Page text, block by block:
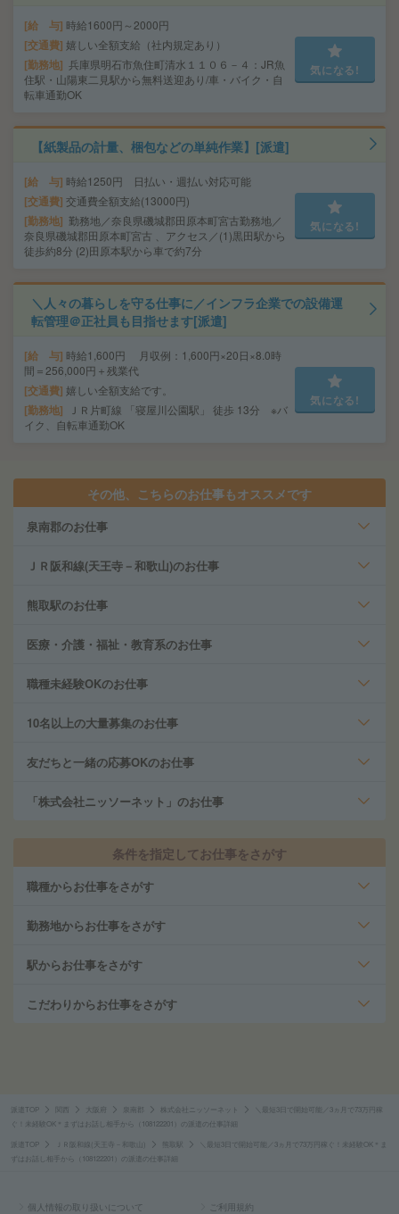
給 与 時給1600円～2000円
交通費 嬉しい全額支給（社内規定あり）
勤務地 兵庫県明石市魚住町清水１１０６－４：JR魚
住駅・山陽東二見駅から無料送迎あり/車・バイク・自
転車通勤OK
気になる!
【紙製品の計量、梱包などの単純作業】[派遣]
給 与 時給1250円 日払い・週払い対応可能
交通費 交通費全額支給(13000円)
勤務地 勤務地／奈良県磯城郡田原本町宮古勤務地／
奈良県磯城郡田原本町宮古 、アクセス／(1)黒田駅から
徒歩約8分 (2)田原本駅から車で約7分
気になる!
＼人々の暮らしを守る仕事に／インフラ企業での設備運
転管理＠正社員も目指せます[派遣]
給 与 時給1,600円 月収例：1,600円×20日×8.0時
間＝256,000円＋残業代
交通費 嬉しい全額支給です。
勤務地
ＪＲ片町線 「寝屋川公園駅」 徒歩 13分 ※バ
イク、自転車通勤OK
気になる!
その他、こちらのお仕事もオススメです
泉南郡のお仕事
ＪＲ阪和線(天王寺－和歌山)のお仕事
熊取駅のお仕事
医療・介護・福祉・教育系のお仕事
職種未経験OKのお仕事
10名以上の大量募集のお仕事
友だちと一緒の応募OKのお仕事
「株式会社ニッソーネット」のお仕事
条件を指定してお仕事をさがす
職種からお仕事をさがす
勤務地からお仕事をさがす
駅からお仕事をさがす
こだわりからお仕事をさがす
派遣TOP 関西 大阪府 泉南郡 株式会社ニッソーネット
＼最短3日で開始可能／3ヵ月で73万円稼
ぐ！未経験OK＊まずはお話し相手から（108122201）の派遣の仕事詳細
派遣TOP ＪＲ阪和線(天王寺－和歌山) 熊取駅
＼最短3日で開始可能／3ヵ月で73万円稼ぐ！未経験OK＊ま
ずはお話し相手から（108122201）の派遣の仕事詳細
個人情報の取り扱いについて ご利用規約